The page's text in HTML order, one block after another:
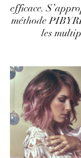
efficace.
méthode
les